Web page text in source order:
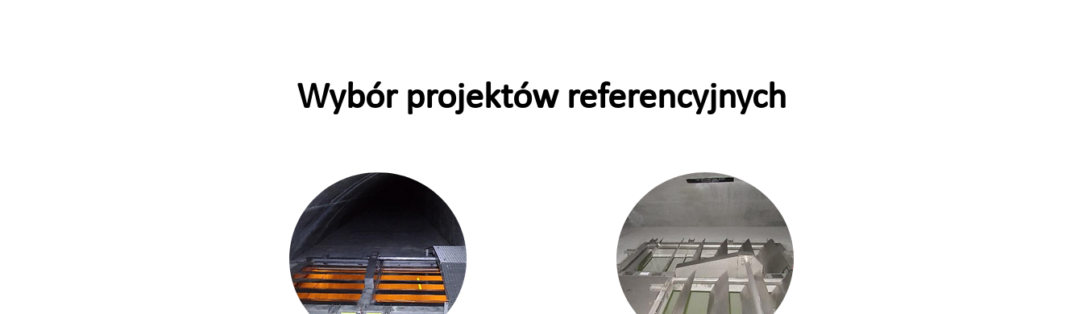
Wybór projektów referencyjnych